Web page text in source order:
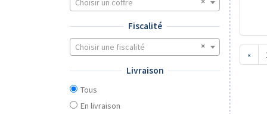
Fiscalité
Choisir une fiscalité
Livraison
Tous
En livraison
«